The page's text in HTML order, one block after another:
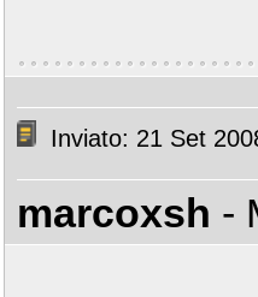
Inviato: 21 Set
marcoxsh -